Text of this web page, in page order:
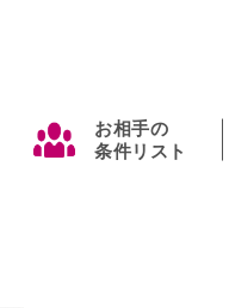
お相手の
条件リスト